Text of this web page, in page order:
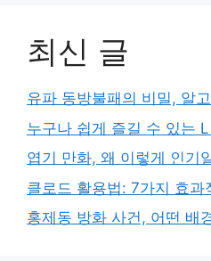
최신 글
유파 동방불패의 비밀, 알
누구나 쉽게 즐길 수 있는
엽기 만화, 왜 이렇게 인기
클로드 활용법: 7가지 효과
홍제동 방화 사건, 어떤 배